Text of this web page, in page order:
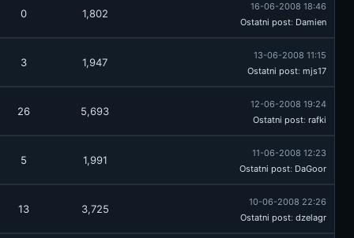
0 1,802
16-06-2008 18:46
Ostatni post: Damien
3 1,947
13-06-2008 11:15
Ostatni post: mjs17
26 5,693
12-06-2008 19:24
Ostatni post: rafki
5 1,991
11-06-2008 12:23
Ostatni post: DaGoor
13 3,725
10-06-2008 22:26
Ostatni post: dzelagr